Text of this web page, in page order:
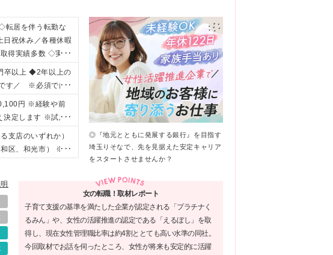
転居を伴う転勤な
祝休み／各種休暇
得実績多数 ◇実働
卒以上 ◆2年以上の
です／ ※必須では
険会社等）にて営
務経験をお持ちの
円 ※経験や前
決定します ※試用
ありません） ※残
は、業務範囲を限
す（期間の定めな
支店のいずれか）
区、和光市） ※お
◎『地元とともに発展する銀行』を目指す
埼玉りそなで、先を見据えた安定キャリア
をスタートさせませんか？
女の転職！取材レポート
子育て支援の基準を満たした企業が認定される「プラチナく
るみん」や、女性の活躍推進の認定である「えるぼし」を取
得し、現在女性管理職比率は約4割ととても高い水準の同社。
今回取材でお話を伺ったところ、女性が将来も安定的に活躍